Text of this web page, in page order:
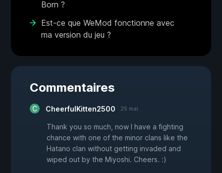
Born ?
Est-ce que WeMod fonctionne avec
ma version du jeu ?
Commentaires
CheerfulKitten2500 25 mai
Thank you so much, now I have a fighting
chance with one of the minor clans like the
Hatano clan without getting invaded and
wiped out by the Miyoshi. Cheers. :)